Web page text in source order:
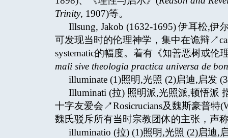
Trinity, 1907)等。
Illsung, Jakob (1632-1695) 伊耳松,
可发现当时的伦理神学，集中在诡辩
systematic的幅度。着有《知善恶树或伦
mali sive theologia practica universa de
illuminate (1)照明,光照 (2)启迪,启发
Illuminati (拉) 照明派,光照派,顿悟派
十字友爱会↗Rosicrucians及魏斯豪普特
魏氏驳斥所有当时宗教团体的主张，声
illuminatio (拉) (1)照明,光照 (2)启迪,